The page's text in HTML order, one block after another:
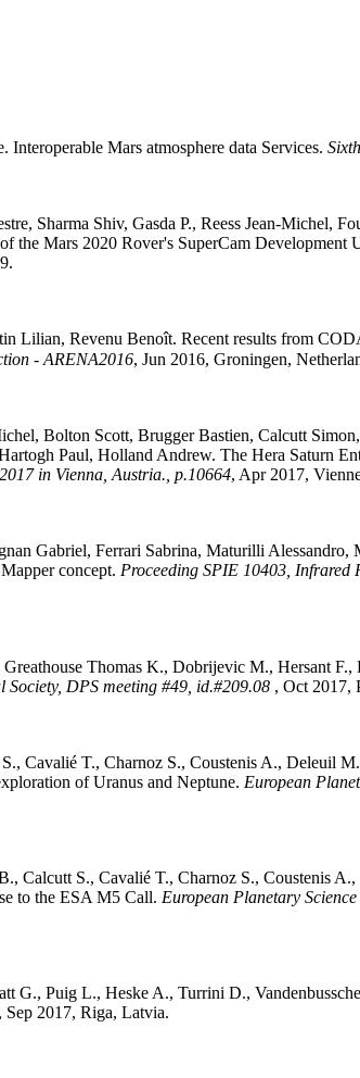
. Interoperable Mars atmosphere data Services.
, Sharma Shiv, Gasda P., Reess Jean-Michel,
the Mars 2020 Rover's SuperCam
.
Lilian, Revenu Benoît. Recent results from
- ARENA2016, Jun 2016, Groningen,
, Bolton Scott, Brugger Bastien, Calcutt Simon,
Paul, Holland Andrew. The Hera Saturn
in Vienna, Austria., p.10664, Apr 2017,
Gabriel, Ferrari Sabrina, Maturilli Alessandro,
concept. Proceeding SPIE 10403, Infrared
Greathouse Thomas K., Dobrijevic M., Hersant F.,
Society, DPS meeting #49, id.#209.08 , Oct 2017,
S., Cavalié T., Charnoz S., Coustenis A., Deleuil M.
of Uranus and Neptune. European
, Calcutt S., Cavalié T., Charnoz S., Coustenis A.,
to the ESA M5 Call. European Planetary
G., Puig L., Heske A., Turrini D., Vandenbussche
, Sep 2017, Riga, Latvia.